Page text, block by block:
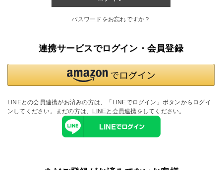
パスワードをお忘れですか？
連携サービスでログイン・会員登録
LINEとの会員連携がお済みの方は、「LINEでログイン」ボタンからログイ
ンしてください。まだの方は、 LINEと会員連携をしてください。